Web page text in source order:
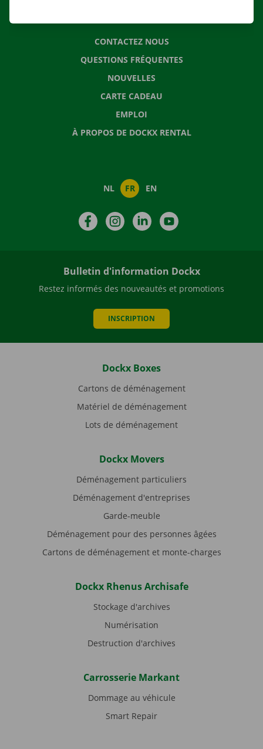
CONTACTEZ NOUS
QUESTIONS FRÉQUENTES
NOUVELLES
CARTE CADEAU
EMPLOI
À PROPOS DE DOCKX RENTAL
NL FR EN
FacebookInstagramLinkedIn
Bulletin d'information Dockx
Restez informés des nouveautés et promotions
INSCRIPTION
Dockx Boxes
Cartons de déménagement
Matériel de déménagement
Lots de déménagement
Dockx Movers
Déménagement particuliers
Déménagement d'entreprises
Garde-meuble
Déménagement pour des personnes âgées
Cartons de déménagement et monte-charges
Dockx Rhenus Archisafe
Stockage d'archives
Numérisation
Destruction d'archives
Carrosserie Markant
Dommage au véhicule
Smart Repair